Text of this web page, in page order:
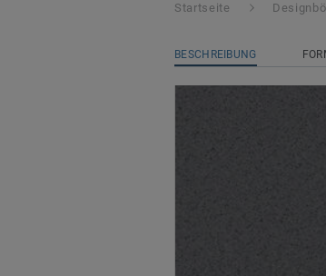
Startseite
BESCHREIBUNG